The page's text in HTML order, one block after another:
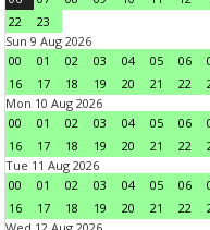
22
23
Sun 9 Aug 2026
00
01 02 03 04 05 06
16
17 18 19 20 21 22
Mon 10 Aug 2026
00
01 02 03 04 05 06
16
17 18 19 20 21 22
Tue 11 Aug 2026
00
01 02 03 04 05 06
16
17 18 19 20 21 22